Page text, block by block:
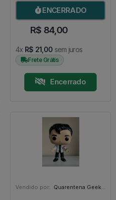
ENCERRADO
R$ 84,00
4x R$ 21,00 sem juros
Frete Grátis
Encerrado
Vendido por: Quarentena Geek Store - SP